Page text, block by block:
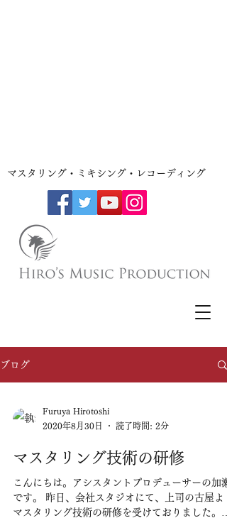
​マスタリング・ミキシング・レコーディング
ブログ
Furuya Hirotoshi
2020年8月30日
読了時間: 2分
マスタリング技術の研修
こんにちは。アシスタントプロデューサーの加瀬
です。 昨日、会社スタジオにて、上司の古屋よ
マスタリング技術の研修を受けておりました。不